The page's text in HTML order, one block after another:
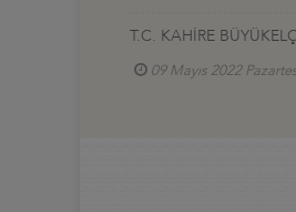
T.C. KAHİRE
09 Mayıs 2022